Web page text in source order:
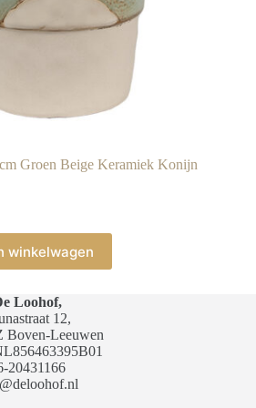
Groen Beige Keramiek Konijn
winkelwagen
Loohof,
12,
Boven-Leeuwen
20431166